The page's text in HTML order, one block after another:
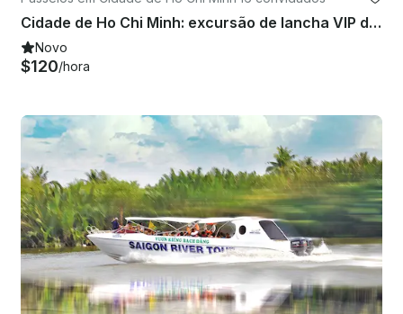
Cidade de Ho Chi Minh: excursão de lancha VIP de dia inteiro no Delta do Mekong
Novo
$120/hora